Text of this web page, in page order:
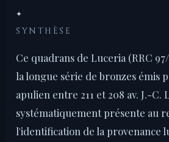
✦
SYNTHÈSE
Ce quadrans de Luceria (RRC
la longue série de bronzes émis
apulien entre 211 et 208 av. J.-C.
systématiquement présente au
l'identification de la provenance